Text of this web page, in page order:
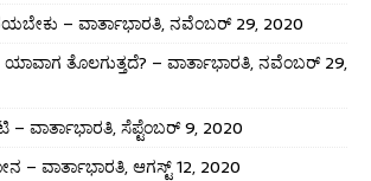
– ವಾರ್ತಾಭಾರತಿ, ನವೆಂಬರ್ 29, 2020
ತೊಲಗುತ್ತದೆ? – ವಾರ್ತಾಭಾರತಿ, ನವೆಂಬರ್ 29,
– ವಾರ್ತಾಭಾರತಿ, ಸೆಪ್ಟೆಂಬರ್ 9, 2020
– ವಾರ್ತಾಭಾರತಿ, ಆಗಸ್ಟ್ 12, 2020